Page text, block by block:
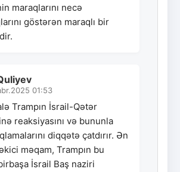
maraqlarını necə
göstərən maraqlı bir
01:53
Trampın İsrail-Qətər
reaksiyasını və bununla
diqqətə çatdırır. Ən
məqam, Trampın bu
İsrail Baş naziri